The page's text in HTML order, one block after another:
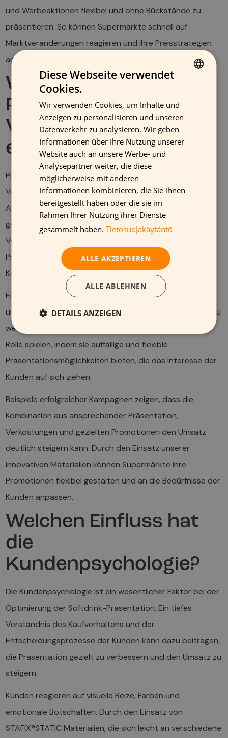
und Werbeaktionen flexibel und ohne Rückstände zu
präsentieren. So können Supermärkte schnell auf
Marktveränderungen reagieren und ihre Preisstrategien
anpassen, um den Umsatz zu maximieren.
Wie können
Promotionen und
Verkostungen
eingesetzt werden?
Promotionen und Verkostungen sind effektive Mittel zur
Verkaufsförderung von Softdrinks. Durch gezielte
Aktionen können Produkte in den Fokus der Kunden
gerückt und deren Bekanntheit gesteigert werden.
Verkostungen bieten den Kunden die Möglichkeit, neue
Produkte direkt zu erleben und zu probieren, was die
Kaufbereitschaft erhöhen kann.
Erfolgreiche Promotionen nutzen oft kreative Ansätze
und interaktive Elemente, um das Interesse der Kunden zu
wecken. Hierbei können unsere Materialien eine wichtige
Rolle spielen, indem sie auffällige und flexible
Präsentationsmöglichkeiten bieten, die das Interesse der
Kunden auf sich ziehen.
Beispiele erfolgreicher Kampagnen zeigen, dass die
Kombination aus ansprechender Präsentation,
Verkostungen und gezielten Promotionen den Umsatz
deutlich steigern kann. Durch den Einsatz unserer
innovativen Materialien können Supermärkte ihre
Promotionen flexibel gestalten und an die Bedürfnisse der
Kunden anpassen.
Welchen Einfluss hat
die
Kundenpsychologie?
Die Kundenpsychologie ist ein wesentlicher Faktor bei der
Optimierung der Softdrink-Präsentation. Ein tiefes
Verständnis des Kaufverhaltens und der
Entscheidungsprozesse der Kunden kann dazu beitragen,
die Präsentation gezielt zu verbessern und den Umsatz zu
steigern.
Kunden reagieren auf visuelle Reize, Farben und
emotionale Botschaften. Durch den Einsatz von
STAFIX®STATIC Materialien, die sich leicht an verschiedene
GERMAN
ENGLISH
Diese Webseite verwendet
Cookies.
Wir verwenden Cookies, um Inhalte und
Anzeigen zu personalisieren und unseren
Datenverkehr zu analysieren. Wir geben
Informationen über Ihre Nutzung unserer
Website auch an unsere Werbe- und
Analysepartner weiter, die diese
möglicherweise mit anderen
Informationen kombinieren, die Sie ihnen
bereitgestellt haben oder die sie im
Rahmen Ihrer Nutzung ihrer Dienste
gesammelt haben. Tietosuojakäytäntö
ALLE AKZEPTIEREN
ALLE ABLEHNEN
DETAILS ANZEIGEN